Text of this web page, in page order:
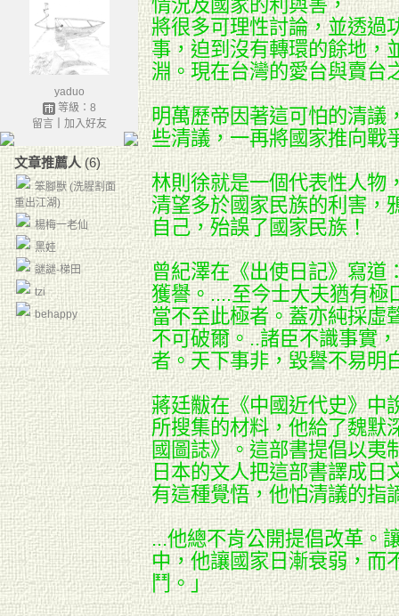
yaduo
等級：8
留言｜ 加入好友
文章推薦人 (6)
笨腳獸 (洗腥割面
重出江湖)
楊梅一老仙
黑娃
謎謎-梯田
tzi
behappy
情況及國家的利與害，
將很多可理性討論，並透過
事，迫到沒有轉環的餘地，
淵。現在台灣的愛台與賣台
明萬歷帝因著這可怕的清議
些清議，一再將國家推向戰
林則徐就是一個代表性人物
清望多於國家民族的利害，
自己，殆誤了國家民族！
曾紀澤在《出使日記》寫道
獲譽。....至今士大夫猶有極
當不至此極者。蓋亦純採虛
不可破爾。..諸臣不識事實
者。天下事非，毀譽不易明
蔣廷黻在《中國近代史》中
所搜集的材料，他給了魏默
國圖誌》。這部書提倡以夷
日本的文人把這部書譯成日
有這種覺悟，他怕清議的指
...他總不肯公開提倡改革。
中，他讓國家日漸衰弱，而
鬥。」